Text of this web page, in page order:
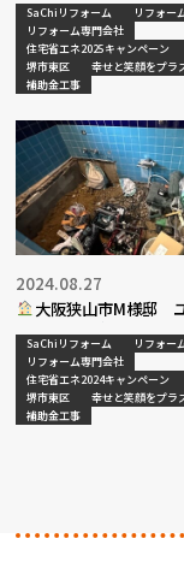
SaChiリフォーム
リフォー
リフォーム専門会社
住宅省エネ2025キャンペーン
堺市東区
幸せと笑顔をプラ
補助金工事
大阪狭山市M様邸
ス入替工事
2024.08.27
SaChiリフォーム
リフォー
リフォーム専門会社
住宅省エネ2024キャンペーン
堺市東区
幸せと笑顔をプラ
補助金工事